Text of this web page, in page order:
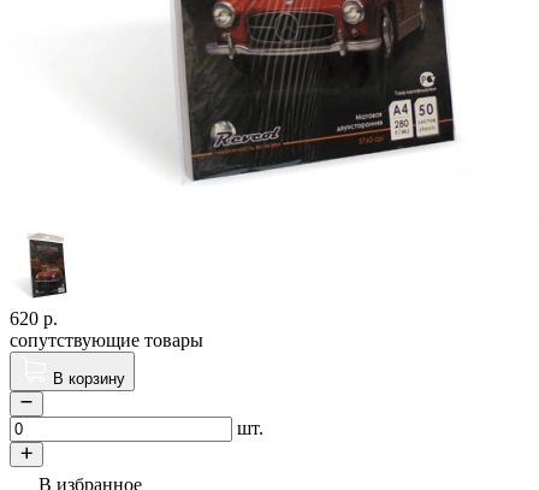
620 р.
сопутствующие товары
В корзину
шт.
В избранное